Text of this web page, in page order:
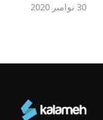
30 نوامبر 2020